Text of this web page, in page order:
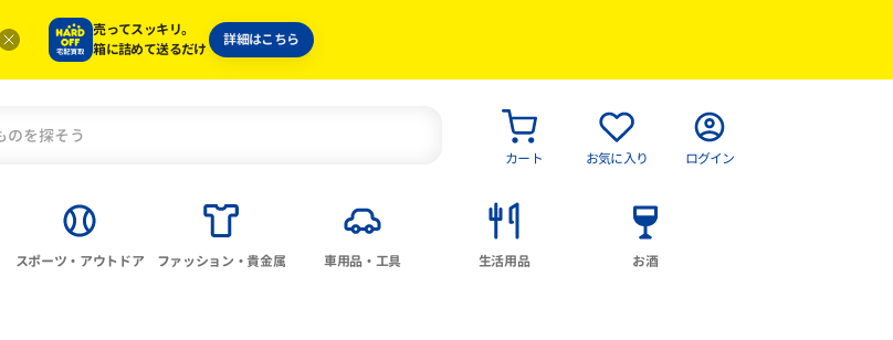
売ってスッキリ。
箱に詰めて送るだけ
詳細はこちら
カート お気に入り ログイン
スポーツ・アウトドア ファッション・貴金属 車用品・工具 生活用品 お酒